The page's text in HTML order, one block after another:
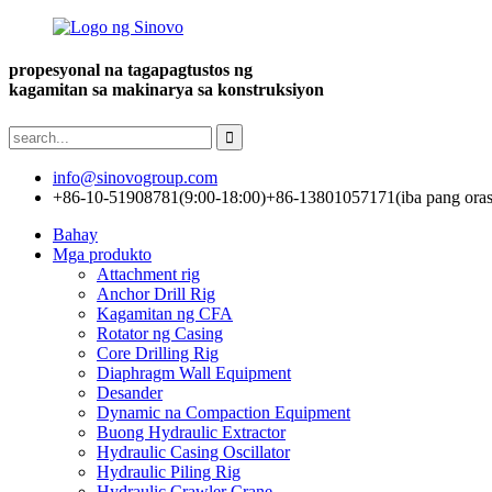
propesyonal na tagapagtustos ng
kagamitan sa makinarya sa konstruksiyon
info@sinovogroup.com
+86-10-51908781(9:00-18:00)+86-13801057171(iba pang
Bahay
Mga produkto
Attachment rig
Anchor Drill Rig
Kagamitan ng CFA
Rotator ng Casing
Core Drilling Rig
Diaphragm Wall Equipment
Desander
Dynamic na Compaction Equipment
Buong Hydraulic Extractor
Hydraulic Casing Oscillator
Hydraulic Piling Rig